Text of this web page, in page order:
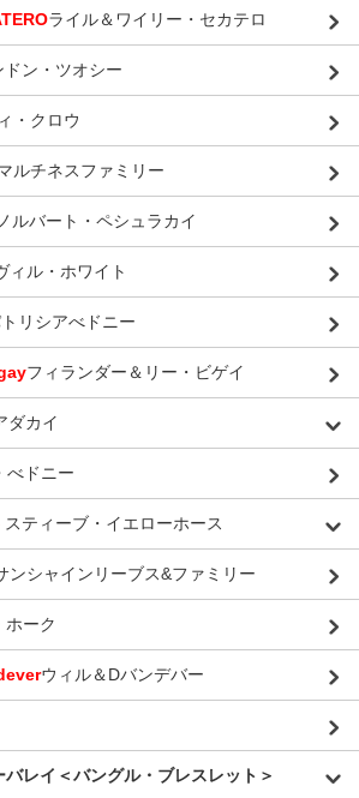
ライル＆ワイリー・セカテロ
ドン・ツオシー
・クロウ
ルチネスファミリー
ノルバート・ペシュラカイ
ィル・ホワイト
リシアべドニー
フィランダー＆リー・ビゲイ
ダカイ
べドニー
スティーブ・イエローホース
ンシャインリーブス&ファミリー
ホーク
ウィル＆Dバンデバー
レイ＜バングル・ブレスレット＞